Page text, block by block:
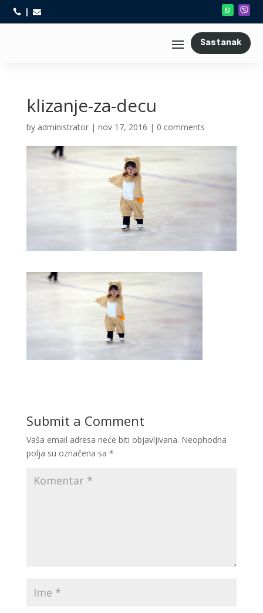
 
Sastanak
klizanje-za-decu
by administrator| nov 17, 2016 | 0 comments
Submit a Comment
Vaša email adresa neće biti objavljivana. Neophodna
polja su označena sa *